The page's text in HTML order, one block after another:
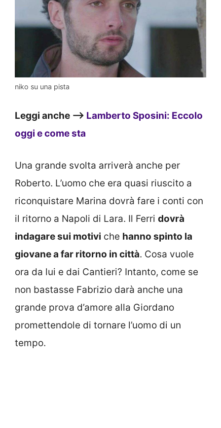
niko su una pista
Leggi anche —> Lamberto Sposini: Eccolo
oggi e come sta
Una grande svolta arriverà anche per
Roberto. L’uomo che era quasi riuscito a
riconquistare Marina dovrà fare i conti con
il ritorno a Napoli di Lara. Il Ferri dovrà
indagare sui motivi che hanno spinto la
giovane a far ritorno in città. Cosa vuole
ora da lui e dai Cantieri? Intanto, come se
non bastasse Fabrizio darà anche una
grande prova d’amore alla Giordano
promettendole di tornare l’uomo di un
tempo.